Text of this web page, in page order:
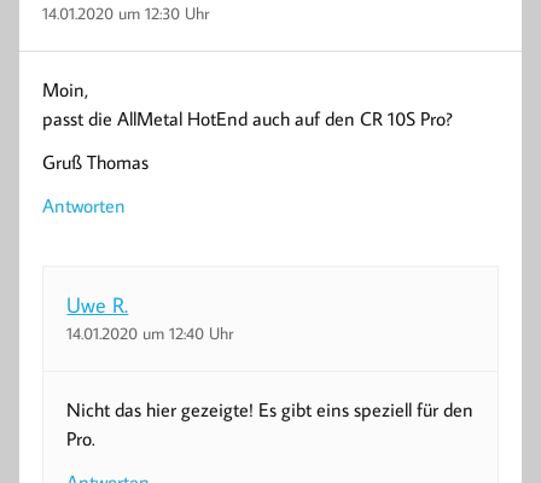
14.01.2020 um 12:30 Uhr
Moin,
passt die AllMetal HotEnd auch auf den CR 10S Pro?
Gruß Thomas
Antworten
Uwe R.
14.01.2020 um 12:40 Uhr
Nicht das hier gezeigte! Es gibt eins speziell für den
Pro.